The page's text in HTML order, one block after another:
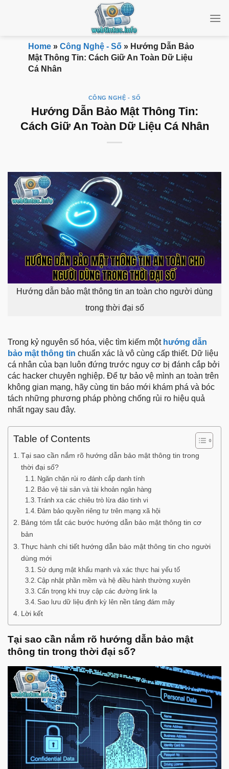
Home » Công Nghệ - Số » Hướng Dẫn Bảo
Mật Thông Tin: Cách Giữ An Toàn Dữ Liệu
Cá Nhân
CÔNG NGHỆ - SỐ
Hướng Dẫn Bảo Mật Thông Tin:
Cách Giữ An Toàn Dữ Liệu Cá Nhân
Hướng dẫn bảo mật thông tin an toàn cho người dùng
trong thời đại số
Trong kỷ nguyên số hóa, việc tìm kiếm một hướng dẫn
bảo mật thông tin chuẩn xác là vô cùng cấp thiết. Dữ liệu
cá nhân của bạn luôn đứng trước nguy cơ bị đánh cắp bởi
các hacker chuyên nghiệp. Để tự bảo vệ mình an toàn trên
không gian mạng, hãy cùng tin báo mới khám phá và bóc
tách những phương pháp phòng chống rủi ro hiệu quả
nhất ngay sau đây.
Table of Contents
Tại sao cần nắm rõ hướng dẫn bảo mật thông tin trong
thời đại số?
Ngăn chặn rủi ro đánh cắp danh tính
Bảo vệ tài sản và tài khoản ngân hàng
Tránh xa các chiêu trò lừa đảo tinh vi
Đảm bảo quyền riêng tư trên mạng xã hội
Bảng tóm tắt các bước hướng dẫn bảo mật thông tin cơ
bản
Thực hành chi tiết hướng dẫn bảo mật thông tin cho người
dùng mới
Sử dụng mật khẩu mạnh và xác thực hai yếu tố
Cập nhật phần mềm và hệ điều hành thường xuyên
Cẩn trọng khi truy cập các đường link lạ
Sao lưu dữ liệu định kỳ lên nền tảng đám mây
Lời kết
Tại sao cần nắm rõ hướng dẫn bảo mật
thông tin trong thời đại số?